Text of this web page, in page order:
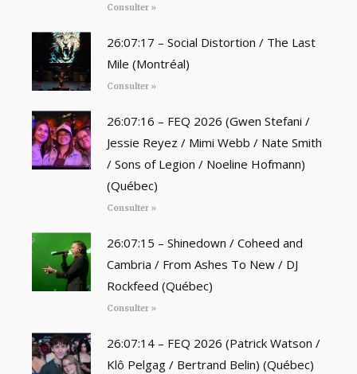
Consulter »
26:07:17 – Social Distortion / The Last
Mile (Montréal)
Consulter »
26:07:16 – FEQ 2026 (Gwen Stefani /
Jessie Reyez / Mimi Webb / Nate Smith
/ Sons of Legion / Noeline Hofmann)
(Québec)
Consulter »
26:07:15 – Shinedown / Coheed and
Cambria / From Ashes To New / DJ
Rockfeed (Québec)
Consulter »
26:07:14 – FEQ 2026 (Patrick Watson /
Klô Pelgag / Bertrand Belin) (Québec)